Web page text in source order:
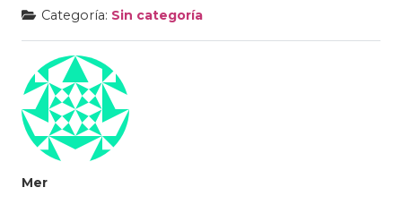
Categoría: Sin categoría
Mer